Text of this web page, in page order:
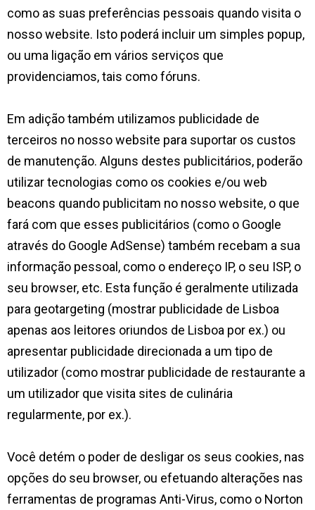
como as suas preferências pessoais quando visita o
nosso website. Isto poderá incluir um simples popup,
ou uma ligação em vários serviços que
providenciamos, tais como fóruns.
Em adição também utilizamos publicidade de
terceiros no nosso website para suportar os custos
de manutenção. Alguns destes publicitários, poderão
utilizar tecnologias como os cookies e/ou web
beacons quando publicitam no nosso website, o que
fará com que esses publicitários (como o Google
através do Google AdSense) também recebam a sua
informação pessoal, como o endereço IP, o seu ISP, o
seu browser, etc. Esta função é geralmente utilizada
para geotargeting (mostrar publicidade de Lisboa
apenas aos leitores oriundos de Lisboa por ex.) ou
apresentar publicidade direcionada a um tipo de
utilizador (como mostrar publicidade de restaurante a
um utilizador que visita sites de culinária
regularmente, por ex.).
Você detém o poder de desligar os seus cookies, nas
opções do seu browser, ou efetuando alterações nas
ferramentas de programas Anti-Virus, como o Norton